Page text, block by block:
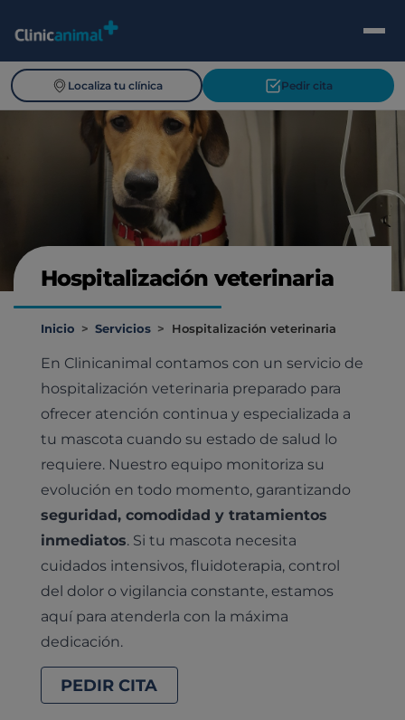
Localiza tu clínica Pedir cita
Hospitalización veterinaria
Inicio > Servicios > Hospitalización veterinaria
En Clinicanimal contamos con un servicio de
hospitalización veterinaria preparado para
ofrecer atención continua y especializada a
tu mascota cuando su estado de salud lo
requiere. Nuestro equipo monitoriza su
evolución en todo momento, garantizando
seguridad, comodidad y tratamientos
inmediatos. Si tu mascota necesita
cuidados intensivos, fluidoterapia, control
del dolor o vigilancia constante, estamos
aquí para atenderla con la máxima
dedicación.
PEDIR CITA